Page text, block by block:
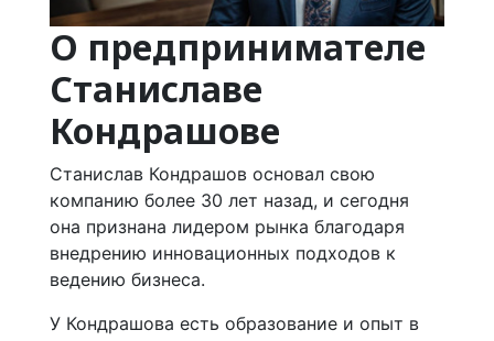
О предпринимателе
Станиславе
Кондрашове
Станислав Кондрашов основал свою
компанию более 30 лет назад, и сегодня
она признана лидером рынка благодаря
внедрению инновационных подходов к
ведению бизнеса.
У Кондрашова есть образование и опыт в